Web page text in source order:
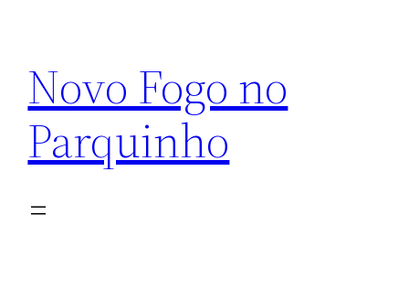
conteúdo
Novo Fogo no
Parquinho